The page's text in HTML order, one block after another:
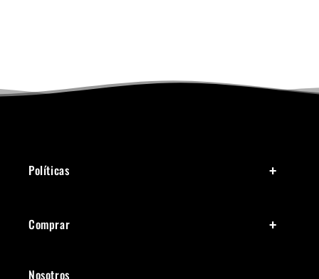
Políticas
Comprar
Nosotros